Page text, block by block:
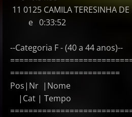
11 0125 CAMILA
e 0:33:52
--Categoria F - (40 a 44 anos)--
========================
Pos|Nr
|Cat | Tempo